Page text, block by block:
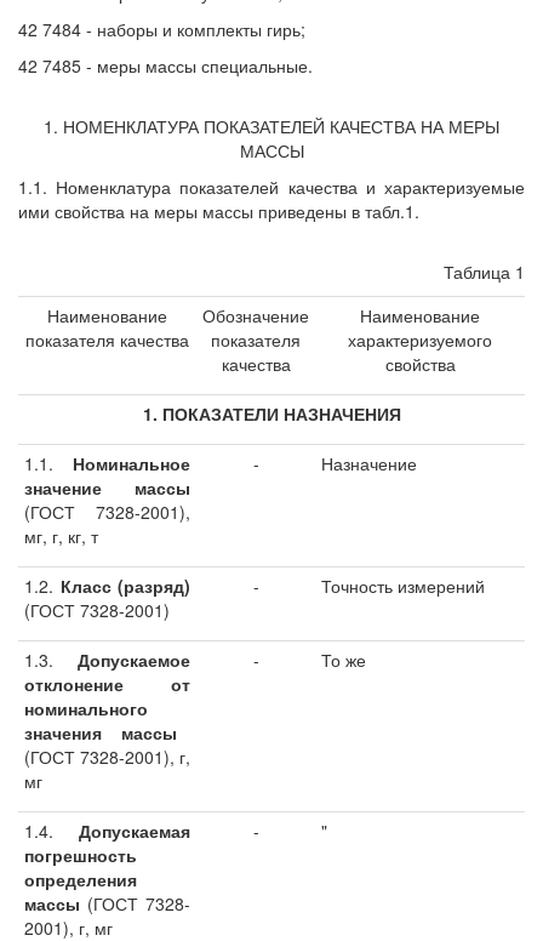
42 7484 - наборы и комплекты гирь;
42 7485 - меры массы специальные.
1. НОМЕНКЛАТУРА ПОКАЗАТЕЛЕЙ КАЧЕСТВА НА МЕРЫ
МАССЫ
1.1. Номенклатура показателей качества и характеризуемые
ими свойства на меры массы приведены в табл.1.
Таблица 1
Наименование
показателя качества
Обозначение
показателя
качества
Наименование
характеризуемого
свойства
1. ПОКАЗАТЕЛИ НАЗНАЧЕНИЯ
1.1. Номинальное
значение массы
(ГОСТ 7328-2001),
мг, г, кг, т
- Назначение
1.2. Класс (разряд)
(ГОСТ 7328-2001)
- Точность измерений
1.3. Допускаемое
отклонение от
номинального
значения массы
(ГОСТ 7328-2001), г,
мг
- То же
1.4. Допускаемая
погрешность
определения
массы (ГОСТ 7328-
2001), г, мг
- "